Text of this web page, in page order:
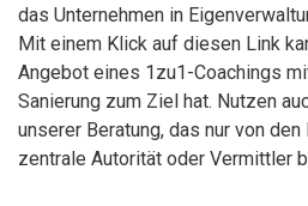
das Unternehmen in
Mit einem Klick auf diesen Link
Angebot eines 1zu1-Coachings
Sanierung zum Ziel hat. Nutzen
unserer Beratung, das nur von den
zentrale Autorität oder Vermittler